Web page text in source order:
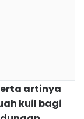
artinya
kuil bagi